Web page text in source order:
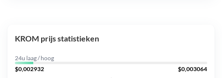
KROM prijs statistieken
24u laag / hoog
$0,002932
$0,003064